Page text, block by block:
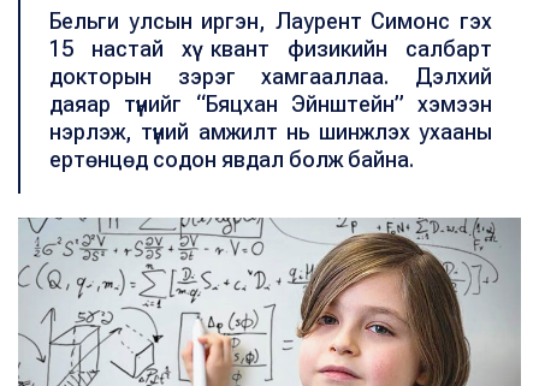
Бельги улсын иргэн, Лаурент Симонс гэх
15 настай хүү квант физикийн салбарт
докторын зэрэг хамгааллаа. Дэлхий
даяар түүнийг “Бяцхан Эйнштейн” хэмээн
нэрлэж, түүний амжилт нь шинжлэх ухааны
ертөнцөд содон явдал болж байна.